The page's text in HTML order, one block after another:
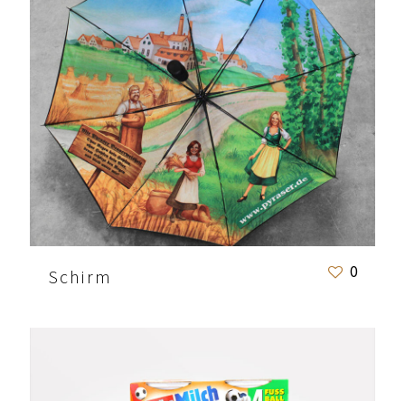
Schirm 0